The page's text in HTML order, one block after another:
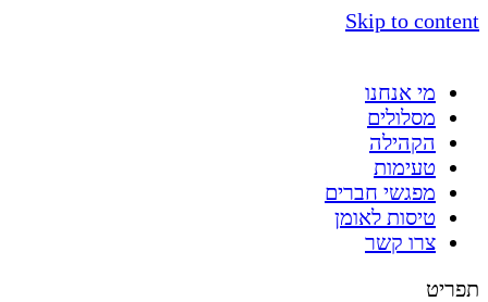
Skip to content
מי אנחנו
מסלולים
הקהילה
טעימות
מפגשי חברים
טיסות לאומן
צרו קשר
תפריט